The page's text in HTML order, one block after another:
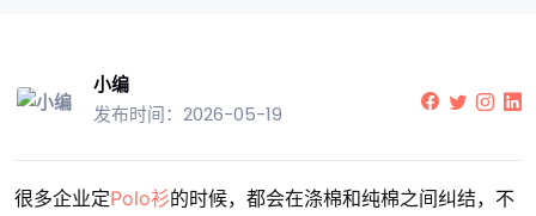
小编
发布时间：2026-05-19
很多企业定Polo衫的时候，都会在涤棉和纯棉之间纠结，不